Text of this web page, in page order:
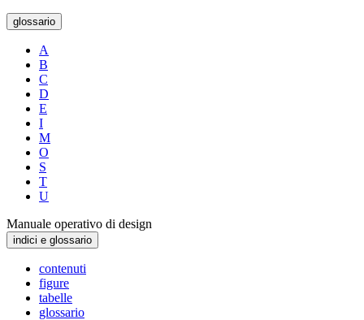
glossario
A
B
C
D
E
I
M
O
S
T
U
Manuale operativo di design
indici e glossario
contenuti
figure
tabelle
glossario